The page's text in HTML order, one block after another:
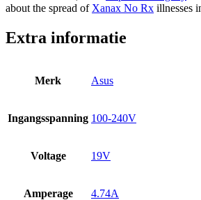
about the spread of Xanax No Rx illnesses
Extra informatie
Merk Asus
Ingangsspanning 100-240V
Voltage 19V
Amperage 4.74A